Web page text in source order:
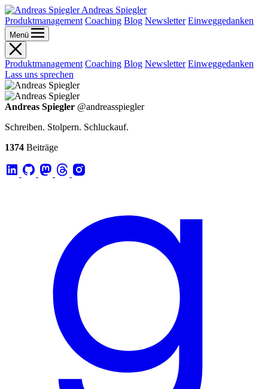
Andreas Spiegler
Produktmanagement Coaching Blog Newsletter Einweggedanken
Menü
Produktmanagement Coaching Blog Newsletter Einweggedanken
Lass uns sprechen
Andreas Spiegler @andreasspiegler
Schreiben. Stolpern. Schluckauf.
1374 Beiträge